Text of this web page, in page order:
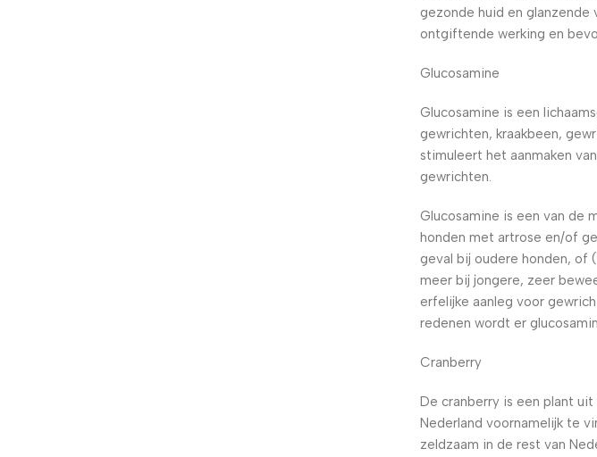
gezonde huid en
ontgiftende werking en
Glucosamine
Glucosamine is een
gewrichten, kraakbeen,
stimuleert het aanmaken
gewrichten.
Glucosamine is een van de
honden met artrose en/of
geval bij oudere honden, of
meer bij jongere, zeer
erfelijke aanleg voor
redenen wordt er
Cranberry
De cranberry is een plant
Nederland voornamelijk te
zeldzaam in de rest van